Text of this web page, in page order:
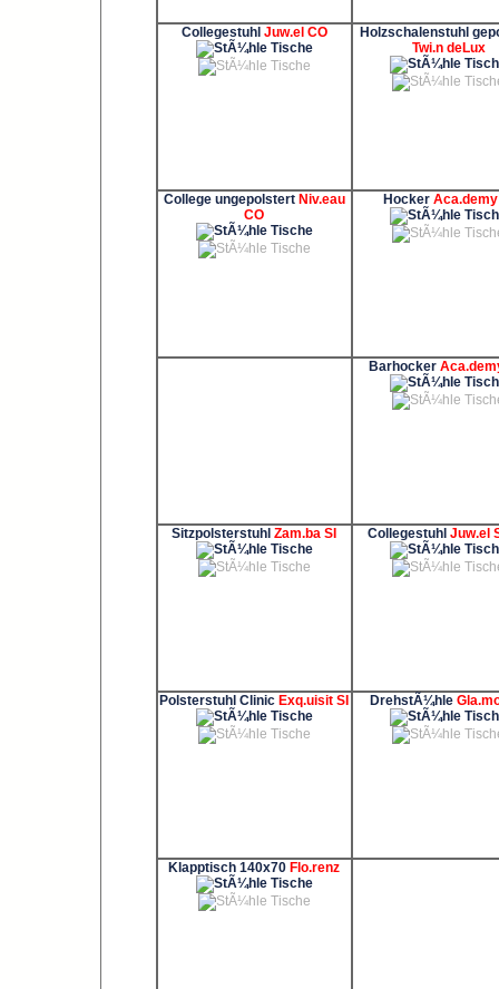
Collegestuhl Juw.el CO
Holzschalenstuhl
Twi.n deLux
College ungepolstert Niv.eau
CO
Hocker Aca.demy
Barhocker
SitzpolsterstuhlZam.ba SI CollegestuhlJuw.el
Polsterstuhl Clinic Exq.uisit SI DrehstÃ¼hle
Klapptisch 140x70 Flo.renz